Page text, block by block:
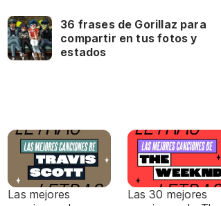
36 frases de Gorillaz para
compartir en tus fotos y
estados
Las mejores
Las 30 mejores